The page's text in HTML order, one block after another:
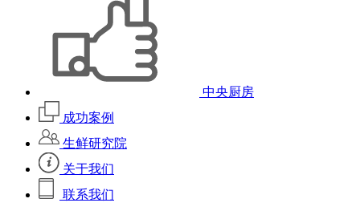
中央厨房
成功案例
生鲜研究院
关于我们
联系我们